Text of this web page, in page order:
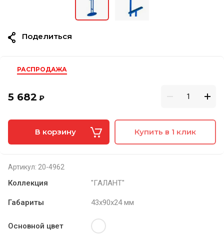
РАСПРОДАЖА
5 682 ₽
В корзину Купить в 1 клик
Артикул: 20-4962
Коллекция "ГАЛАНТ"
Габариты 43х90х24 мм
Основной цвет
Поделиться